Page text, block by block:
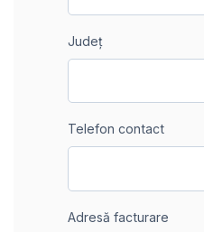
Județ
Telefon contact
Adresă facturare